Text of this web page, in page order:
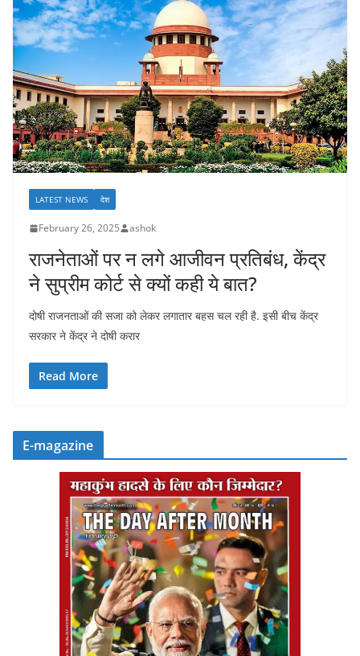
LATEST NEWS देश
February 26, 2025 ashok
राजनेताओं पर न लगे आजीवन प्रतिबंध, केंद्र
ने सुप्रीम कोर्ट से क्यों कही ये बात?
दोषी राजनताओं की सजा को लेकर लगातार बहस चल रही है. इसी बीच केंद्र
सरकार ने केंद्र ने दोषी करार
Read More
E-magazine